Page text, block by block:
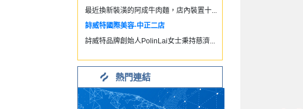
最近換新裝潢的阿成牛肉麵，店內裝置十...
詩威特國際美容-中正二店
詩威特品牌創始人PolinLai女士秉持慈濟...
熱門連結